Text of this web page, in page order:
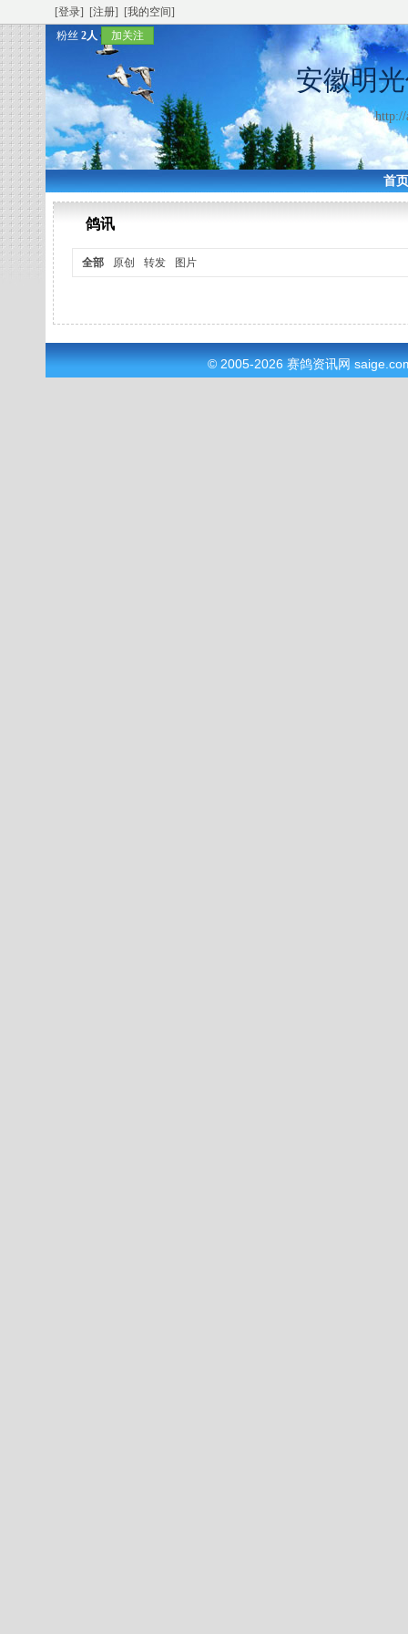
[登录] [注册]
[我的空间]
粉丝 2人 加关注
安徽明
http://
首
鸽讯
全部 原创 转发 图片
© 2005-2026 赛鸽资讯网